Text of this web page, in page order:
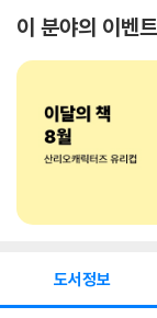
이 분야의 이벤트
도서정보